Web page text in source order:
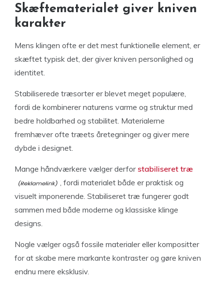
Skæftematerialet giver kniven
karakter
Mens klingen ofte er det mest funktionelle element, er
skæftet typisk det, der giver kniven personlighed og
identitet.
Stabiliserede træsorter er blevet meget populære,
fordi de kombinerer naturens varme og struktur med
bedre holdbarhed og stabilitet. Materialerne
fremhæver ofte træets åretegninger og giver mere
dybde i designet.
Mange håndværkere vælger derfor stabiliseret træ
, fordi materialet både er praktisk og
visuelt imponerende. Stabiliseret træ fungerer godt
sammen med både moderne og klassiske klinge
designs.
Nogle vælger også fossile materialer eller kompositter
for at skabe mere markante kontraster og gøre kniven
endnu mere eksklusiv.